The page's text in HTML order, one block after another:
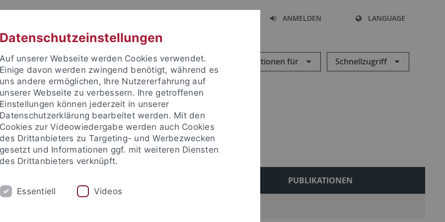
ANMELDEN LANGUAGE
Informationen für Schnellzugriff
PUBLIKATIONEN
Datenschutzeinstellungen
Auf unserer Webseite werden Cookies verwendet.
Einige davon werden zwingend benötigt, während es
uns andere ermöglichen, Ihre Nutzererfahrung auf
unserer Webseite zu verbessern. Ihre getroffenen
Einstellungen können jederzeit in unserer
Datenschutzerklärung bearbeitet werden. Mit den
Cookies zur Videowiedergabe werden auch Cookies
des Drittanbieters zu Targeting- und Werbezwecken
gesetzt und Informationen ggf. mit weiteren Diensten
des Drittanbieters verknüpft.
Essentiell Videos